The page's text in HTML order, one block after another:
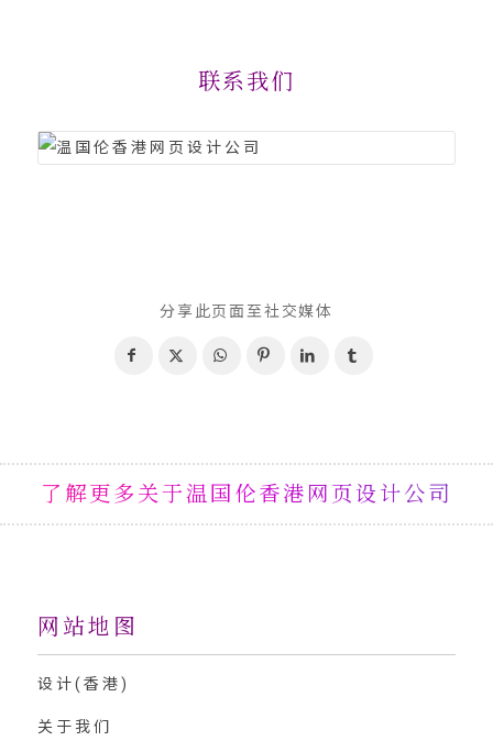
联系我们
分享此页面至社交媒体
了解更多关于温国伦香港网页设计公司
网站地图
设计(香港)
关于我们